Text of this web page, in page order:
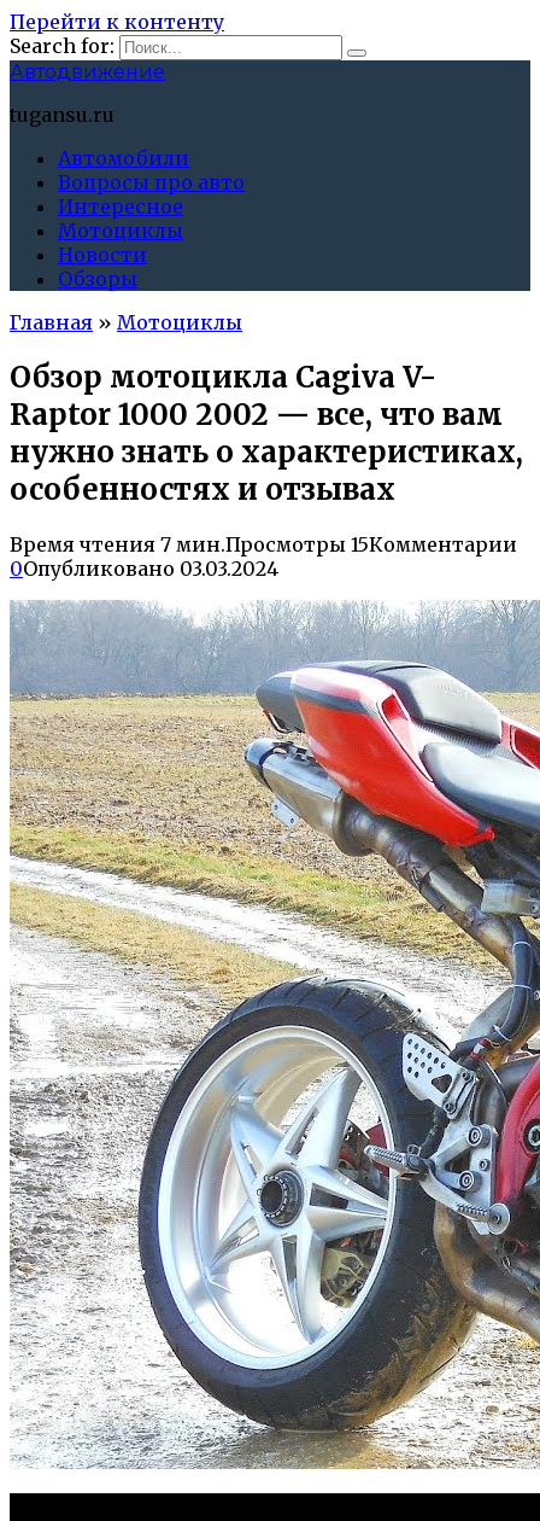
Перейти к контенту
Search for:
Автодвижение
tugansu.ru
Автомобили
Вопросы про авто
Интересное
Мотоциклы
Новости
Обзоры
Главная » Мотоциклы
Обзор мотоцикла Cagiva V-
Raptor 1000 2002 — все, что вам
нужно знать о характеристиках,
особенностях и отзывах
Время чтения 7 мин.Просмотры 15Комментарии
0Опубликовано 03.03.2024